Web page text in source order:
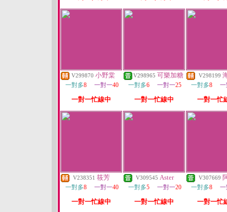
V299870 小野棠
一對多8 一對一40
一對一忙線中
V298965 可樂加糖
一對多6 一對一25
一對一忙線中
V298199
一對多8
一對一忙
V238351 筱芳
一對多8 一對一40
一對一忙線中
V309545 Aster
一對多5 一對一20
一對一忙線中
V307669
一對多8
一對一忙